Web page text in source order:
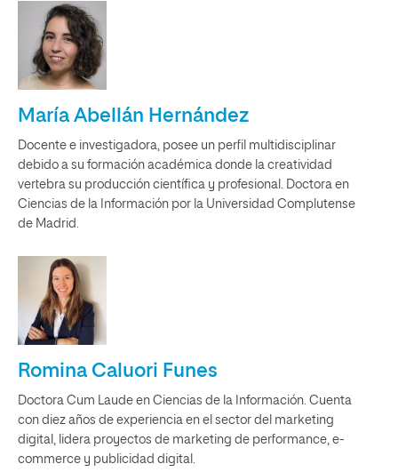
María Abellán Hernández
Docente e investigadora, posee un perfil multidisciplinar
debido a su formación académica donde la creatividad
vertebra su producción científica y profesional. Doctora en
Ciencias de la Información por la Universidad Complutense
de Madrid.
Romina Caluori Funes
Doctora Cum Laude en Ciencias de la Información. Cuenta
con diez años de experiencia en el sector del marketing
digital, lidera proyectos de marketing de performance, e-
commerce y publicidad digital.